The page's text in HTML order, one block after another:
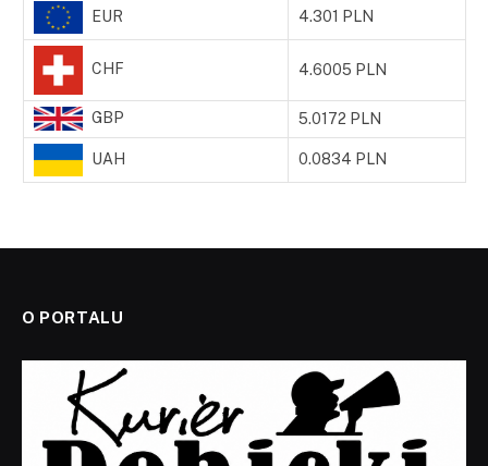
EUR 4.301 PLN
CHF 4.6005 PLN
GBP 5.0172 PLN
UAH 0.0834 PLN
O PORTALU